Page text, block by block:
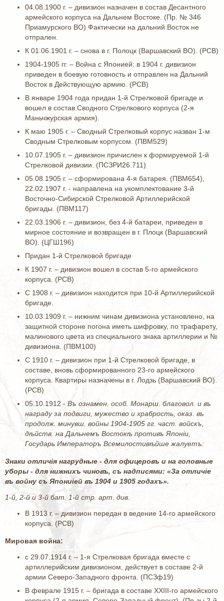
04.08.1900 г. – дивизион назначен в состав Десантного
армейского корпуса на Дальнем Востоке. (Пр. № 346
Приамурского ВО) Фактически на дальний Восток не
отпрален.
К 01.06.1901 г. – снова в г. Полоцк (Варшавский ВО). (РСВ)
1904-1905 гг. – Война с Японией: в 1904 г. дивизион
приведен в боевую готовность и отправлен на Дальний
Восток в Действующую армию. (РСВ)
В январе 1904 года придан 1-й Стрелковой бригаде и
вошел в состав Сводного Стрелкового корпуса (2-я
Маньчжурская армия).
К маю 1905 г. – Сводный Стрелковый корпус назван 1-м
Сводным Стрелковым корпусом. (ПВМ529)
10.07.1905 г. – дивизион причислен к формируемой 1-й
Стрелковой дивизии. (ПСЗРИ26.711)
05.08.1905 г. – сформирована 4-я батарея. (ПВМ654),
22.02.1907 г. - направлена на укомплектование 3-й
Восточно-Сибирской Стрелковой Артиллерийской
бригады. (ПВМ117)
22.03.1906 г. – дивизион, без 4-й батареи, приведен в
мирное состояние и возвращен в г. Плоцк (Варшавский
ВО). (ЦГШ196)
Придан 1-й Стрелковой бригаде
К 1907 г. – дивизион вошел в состав 5-го армейского
корпуса. (РСВ)
С 1908 г. – дивизион находится при 10-й Артиллерийской
бригаде.
10.03.1909 г. – нижним чинам дивизиона установлено, на
защитной стороне погона иметь шифровку, по трафарету,
малинового цвета из специального знака артиллерии и №
дивизиона. (ПВМ100)
С 1910 г. – дивизион при 1-й Стрелковой бригаде, в
составе, вновь сформированного 23-го армейского
корпуса. Квартиры назначены в г. Лодзь (Варшавский ВО).
(РСВ)
05.10.1912 - Въ ознамен. особ. Монарш. благовол. и въ
награду за подвиги, мужество и храбрость, оказ. въ
продолж. минувш. войны 1904-1905 гг. част. войскъ,
дѣйств. на Дальнемъ Востокѣ противъ Японiи,
Государь Императоръ Всемилостивѣйше жалуетъ:
Знаки отличiя нагрудные - для офицеровъ и на головные
уборы - для нижнихъ чиновъ, съ надписями: «За отличiе
въ войну съ Япониiей въ 1904 и 1905 годахъ».
1-й, 2-й и 3-й бат. 1-й стр. арт. див.
В 1913 г. – дивизион передан в ведение 14-го армейского
корпуса. (РСВ)
Мировая война:
с 29.07.1914 г. – 1-я Стрелковая бригада вместе с
артиллерийским дивизионом, действует в составе 2-й
армии Северо-Западного фронта. (ПСЗф19)
В феврале 1915 г. – бригада в составе XXIII-го армейского